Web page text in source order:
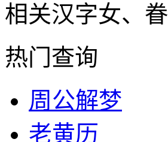
相关汉字女、眷
热门查询
周公解梦
老黄历